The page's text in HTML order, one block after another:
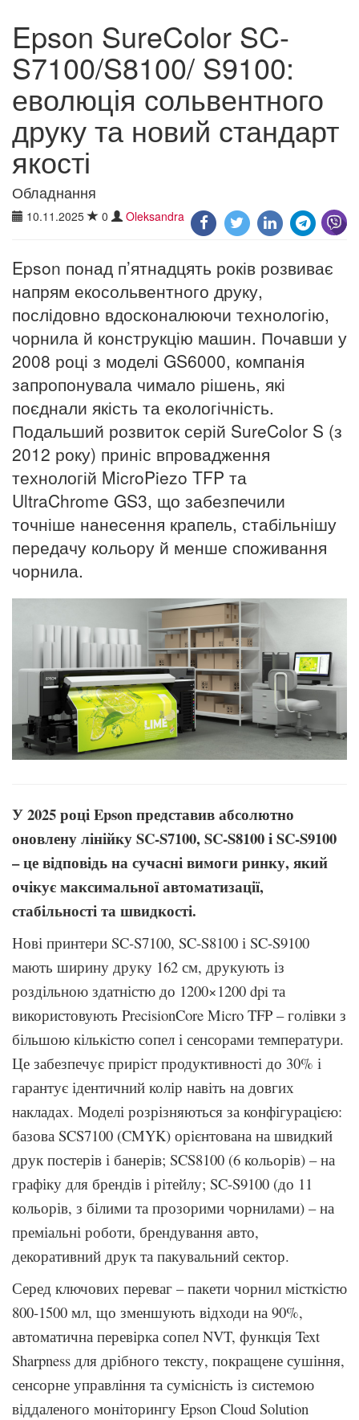
Epson SureColor SC-
S7100/S8100/ S9100:
еволюція сольвентного
друку та новий стандарт
якості
Обладнання
10.11.2025 0 Oleksandra
Epson понад п’ятнадцять років розвиває
напрям екосольвентного друку,
послідовно вдосконалюючи технологію,
чорнила й конструкцію машин. Почавши у
2008 році з моделі GS6000, компанія
запропонувала чимало рішень, які
поєднали якість та екологічність.
Подальший розвиток серій SureColor S (з
2012 року) приніс впровадження
технологій MicroPiezo TFP та
UltraChrome GS3, що забезпечили
точніше нанесення крапель, стабільнішу
передачу кольору й менше споживання
чорнила.
У 2025 році Epson представив абсолютно
оновлену лінійку SC-S7100, SC-S8100 і SC-S9100
– це відповідь на сучасні вимоги ринку, який
очікує максимальної автоматизації,
стабільності та швидкості.
Нові принтери SC-S7100, SC-S8100 і SC-S9100
мають ширину друку 162 см, друкують із
роздільною здатністю до 1200×1200 dpi та
використовують PrecisionCore Micro TFP – голівки з
більшою кількістю сопел і сенсорами температури.
Це забезпечує приріст продуктивності до 30% і
гарантує ідентичний колір навіть на довгих
накладах. Моделі розрізняються за конфігурацією:
базова SCS7100 (CMYK) орієнтована на швидкий
друк постерів і банерів; SCS8100 (6 кольорів) – на
графіку для брендів і рітейлу; SC-S9100 (до 11
кольорів, з білими та прозорими чорнилами) – на
преміальні роботи, брендування авто,
декоративний друк та пакувальний сектор.
Серед ключових переваг – пакети чорнил місткістю
800-1500 мл, що зменшують відходи на 90%,
автоматична перевірка сопел NVT, функція Text
Sharpness для дрібного тексту, покращене сушіння,
сенсорне управління та сумісність із системою
віддаленого моніторингу Epson Cloud Solution